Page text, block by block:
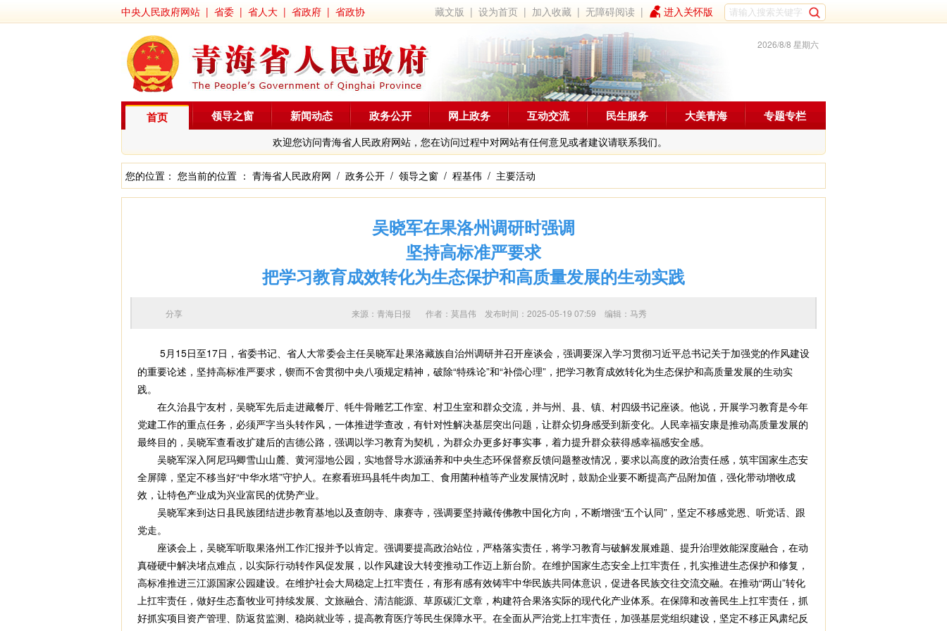
中央人民政府网站 | 省委 | 省人大 | 省政府 | 省政协 藏文版 |设为首页 | 加入收藏 |无障碍阅读 | 进入关怀版
2026/8/8 星期六
首页
欢迎您访问青海省人民政府网站，您在访问过程中对网站有任何意见或者建议请联系我们。
领导之窗 新闻动态 政务公开 网上政务 互动交流 民生服务 大美青海 专题专栏
您的位置： 您当前的位置 ： 青海省人民政府网 / 政务公开 / 领导之窗 / 程基伟 / 主要活动
吴晓军在果洛州调研时强调
坚持高标准严要求
把学习教育成效转化为生态保护和高质量发展的生动实践
来源：青海日报 作者： 莫昌伟 发布时间：2025-05-19 07:59 编辑：马秀
分享
5月15日至17日，省委书记、省人大常委会主任吴晓军赴果洛藏族自治州调研并召开座谈会，强调要深入学习贯彻习近平总书记关于加强党的作风建设
的重要论述，坚持高标准严要求，锲而不舍贯彻中央八项规定精神，破除“特殊论”和“补偿心理”，把学习教育成效转化为生态保护和高质量发展的生动实
践。
在久治县宁友村，吴晓军先后走进藏餐厅、牦牛骨雕艺工作室、村卫生室和群众交流，并与州、县、镇、村四级书记座谈。他说，开展学习教育是今年
党建工作的重点任务，必须严字当头转作风，一体推进学查改，有针对性解决基层突出问题，让群众切身感受到新变化。人民幸福安康是推动高质量发展的
最终目的，吴晓军查看改扩建后的吉德公路，强调以学习教育为契机，为群众办更多好事实事，着力提升群众获得感幸福感安全感。
吴晓军深入阿尼玛卿雪山山麓、黄河湿地公园，实地督导水源涵养和中央生态环保督察反馈问题整改情况，要求以高度的政治责任感，筑牢国家生态安
全屏障，坚定不移当好“中华水塔”守护人。在察看班玛县牦牛肉加工、食用菌种植等产业发展情况时，鼓励企业要不断提高产品附加值，强化带动增收成
效，让特色产业成为兴业富民的优势产业。
吴晓军来到达日县民族团结进步教育基地以及查朗寺、康赛寺，强调要坚持藏传佛教中国化方向，不断增强“五个认同”，坚定不移感党恩、听党话、跟
党走。
座谈会上，吴晓军听取果洛州工作汇报并予以肯定。强调要提高政治站位，严格落实责任，将学习教育与破解发展难题、提升治理效能深度融合，在动
真碰硬中解决堵点难点，以实际行动转作风促发展，以作风建设大转变推动工作迈上新台阶。在维护国家生态安全上扛牢责任，扎实推进生态保护和修复，
高标准推进三江源国家公园建设。在维护社会大局稳定上扛牢责任，有形有感有效铸牢中华民族共同体意识，促进各民族交往交流交融。在推动“两山”转化
上扛牢责任，做好生态畜牧业可持续发展、文旅融合、清洁能源、草原碳汇文章，构建符合果洛实际的现代化产业体系。在保障和改善民生上扛牢责任，抓
好抓实项目资产管理、防返贫监测、稳岗就业等，提高教育医疗等民生保障水平。在全面从严治党上扛牢责任，加强基层党组织建设，坚定不移正风肃纪反